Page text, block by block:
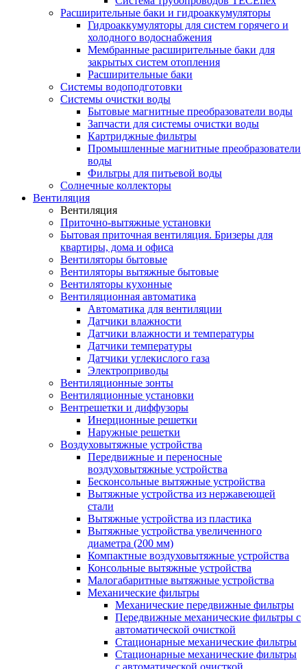
Расширительные баки и гидроаккумуляторы
Гидроаккумуляторы для систем горячего и
холодного водоснабжения
Мембранные расширительные баки для
закрытых систем отопления
Расширительные баки
Системы водоподготовки
Системы очистки воды
Бытовые магнитные преобразователи воды
Запчасти для системы очистки воды
Картриджные фильтры
Промышленные магнитные преобразователи
воды
Фильтры для питьевой воды
Солнечные коллекторы
Вентиляция
Вентиляция
Приточно-вытяжные установки
Бытовая приточная вентиляция. Бризеры для
квартиры, дома и офиса
Вентиляторы бытовые
Вентиляторы вытяжные бытовые
Вентиляторы кухонные
Вентиляционная автоматика
Автоматика для вентиляции
Датчики влажности
Датчики влажности и температуры
Датчики температуры
Датчики углекислого газа
Электроприводы
Вентиляционные зонты
Вентиляционные установки
Вентрешетки и диффузоры
Инерционные решетки
Наружные решетки
Воздуховытяжные устройства
Передвижные и переносные
воздуховытяжные устройства
Бесконсольные вытяжные устройства
Вытяжные устройства из нержавеющей
стали
Вытяжные устройства из пластика
Вытяжные устройства увеличенного
диаметра (200 мм)
Компактные воздуховытяжные устройства
Консольные вытяжные устройства
Малогабаритные вытяжные устройства
Механические фильтры
Механические передвижные фильтры
Передвижные механические фильтры с
автоматической очисткой
Стационарные механические фильтры
Стационарные механические фильтры
с автоматической очисткой